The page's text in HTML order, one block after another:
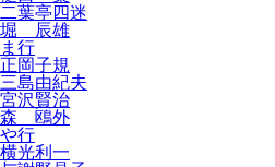
二葉亭四迷
堀 辰雄
ま行
正岡子規
三島由紀夫
宮沢賢治
森 鴎外
や行
横光利一